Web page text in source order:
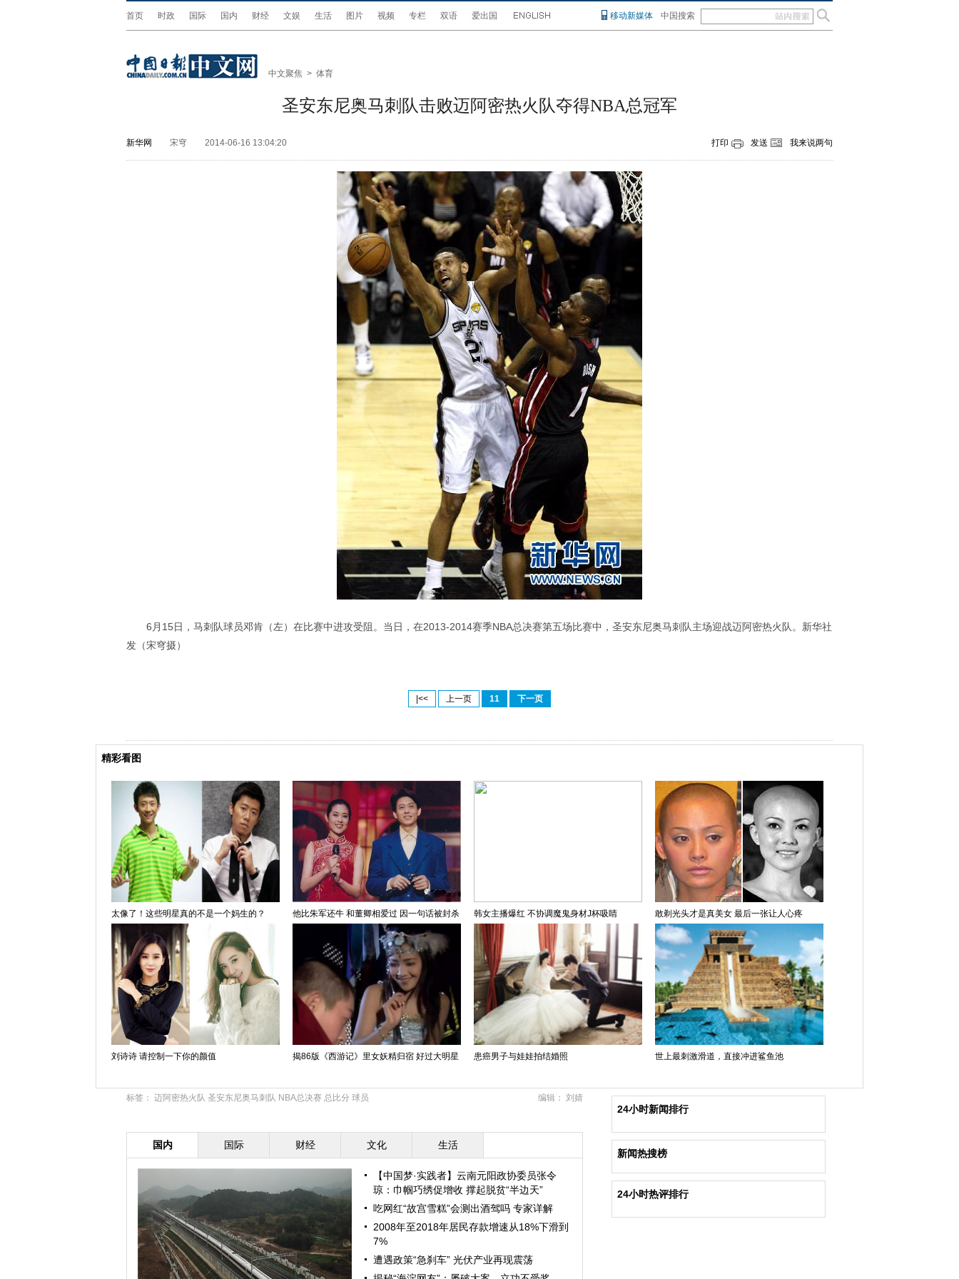
首页 时政 国际 国内 财经 文娱 生活 图片 视频 专栏 双语 爱出国 移动新媒体 中国搜索
中文聚焦 > 体育
圣安东尼奥马刺队击败迈阿密热火队夺得NBA总冠军
新华网 宋穹 2014-06-16 13:04:20 打印 发送 我来说两句
6月15日，马刺队球员邓肯（左）在比赛中进攻受阻。当日，在2013-2014赛季NBA总决赛第五场比赛中，圣安东尼奥马刺队主场迎战迈阿密热火队。新华社
发（宋穹摄）
|<< 上一页 11 下一页
精彩看图
太像了！这些明星真的不是一个妈生的？ 他比朱军还牛 和董卿相爱过 因一句话被封杀 韩女主播爆红 不协调魔鬼身材J杯吸睛 敢剃光头才是真美女 最后一张让人心疼
刘诗诗 请控制一下你的颜值 揭86版《西游记》里女妖精归宿 好过大明星 患癌男子与娃娃拍结婚照 世上最刺激滑道，直接冲进鲨鱼池
编辑： 刘婧
标签： 迈阿密热火队 圣安东尼奥马刺队 NBA总决赛 总比分 球员
国内 国际 财经 文化 生活
【中国梦·实践者】云南元阳政协委员张令
琼：巾帼巧绣促增收 撑起脱贫“半边天”
吃网红“故宫雪糕”会测出酒驾吗 专家详解
2008年至2018年居民存款增速从18%下滑到
7%
遭遇政策“急刹车” 光伏产业再现震荡
24小时新闻排行
新闻热搜榜
24小时热评排行